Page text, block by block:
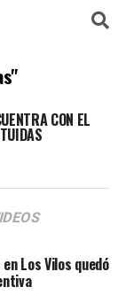
CON EL
Los Vilos quedó